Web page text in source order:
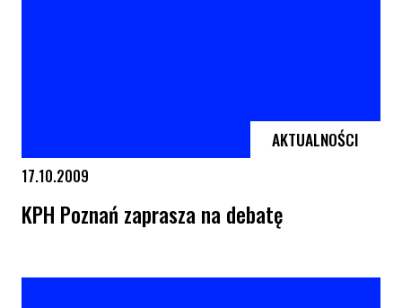
AKTUALNOŚCI
17.10.2009
KPH Poznań zaprasza na debatę